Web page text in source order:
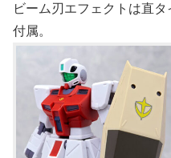
ビーム刃エフェクトは直
付属。